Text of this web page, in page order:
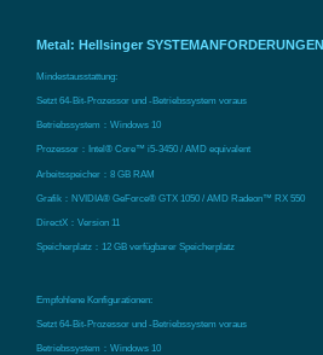
Metal: Hellsinger SYSTEMANFORDERUNGEN
Mindestausstattung:
Setzt 64-Bit-Prozessor und -Betriebssystem voraus
Betriebssystem：Windows 10
Prozessor：Intel® Core™ i5-3450 / AMD equivalent
Arbeitsspeicher：8 GB RAM
Grafik：NVIDIA® GeForce® GTX 1050 / AMD Radeon™ RX 550
DirectX：Version 11
Speicherplatz：12 GB verfügbarer Speicherplatz
Empfohlene Konfigurationen:
Setzt 64-Bit-Prozessor und -Betriebssystem voraus
Betriebssystem：Windows 10